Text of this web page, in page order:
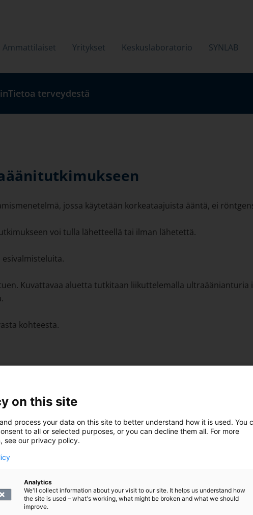
Ammattilaiset Yritykset Keskuslaboratorio SYNLAB
Tietoa terveydestä
jossa käytetään korkeataajuista ääntä, ei
voi tulla lähetteellä tai ilman lähetettä.
Kuvattavaa aluetta tutkitaan liikuttelemalla ultraäänianturia
kohteesta.
vaatteista.
juoda pienen määrän vettä ja ottaa lääkkeet veden kanssa.
on this site
process your data on this site to better understand how it is used. You
to all or selected purposes, or you can decline them all. For more
see our privacy policy.
Analytics
We'll collect information about your visit to our site. It helps us understand how
the site is used – what's working, what might be broken and what we should
improve.